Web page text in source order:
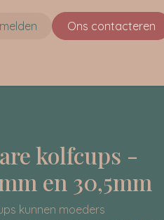
Ons co​ntacteren
kolfcups -
en 30,5mm
kunnen moeders